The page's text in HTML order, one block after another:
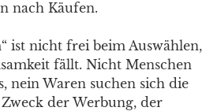
nach Käufen.
ist nicht frei beim Auswählen,
fällt. Nicht Menschen
nein Waren suchen sich die
der Werbung, der